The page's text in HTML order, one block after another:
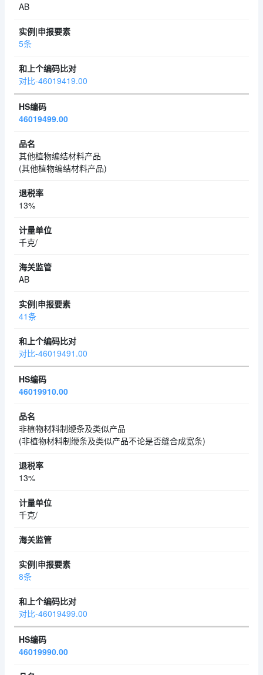
AB
5条
对比-46019419.00
46019499.00
其他植物编结材料产品
(其他植物编结材料产品)
13%
千克/
AB
41条
对比-46019491.00
46019910.00
非植物材料制缏条及类似产品
(非植物材料制缏条及类似产品不论是否缝合成宽条)
13%
千克/
8条
对比-46019499.00
46019990.00